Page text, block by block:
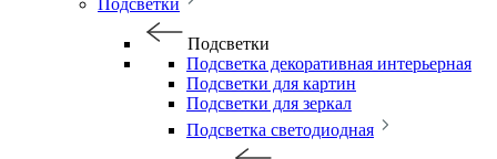
Подсветки
Подсветки
Подсветка декоративная интерьерная
Подсветки для картин
Подсветки для зеркал
Подсветка светодиодная